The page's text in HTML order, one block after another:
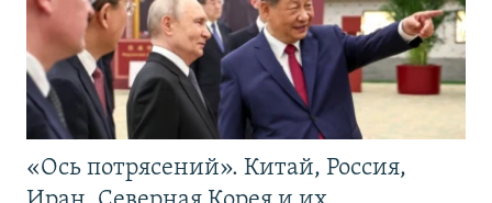
«Ось потрясений». Китай, Россия,